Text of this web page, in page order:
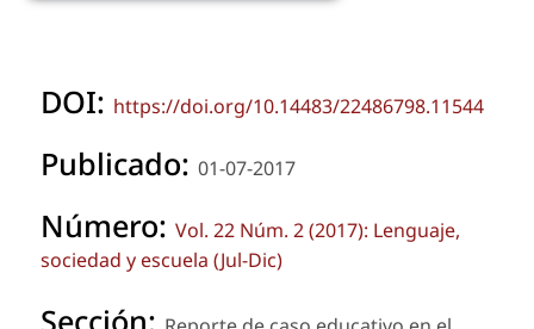
DOI: https://doi.org/10.14483/22486798.11544
Publicado: 01-07-2017
Número: Vol. 22 Núm. 2 (2017): Lenguaje,
sociedad y escuela (Jul-Dic)
Sección: